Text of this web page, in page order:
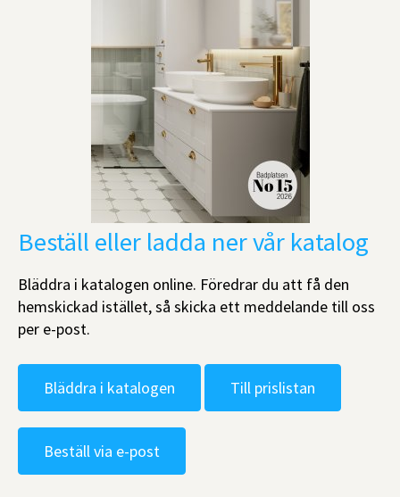
Beställ eller ladda ner vår katalog
Bläddra i katalogen online. Föredrar du att få den
hemskickad istället, så skicka ett meddelande till oss
per e-post.
Bläddra i katalogen Till prislistan
Beställ via e-post